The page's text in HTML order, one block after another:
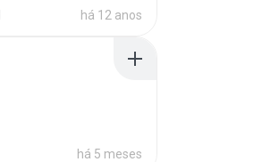
há 12 anos
há 5 meses